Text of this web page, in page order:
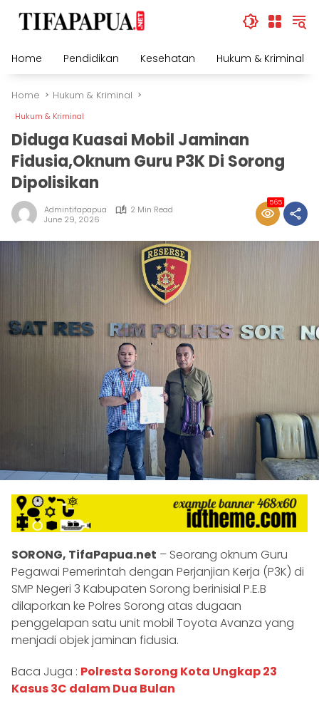
Home
Pendidikan Kesehatan Hukum & Kriminal
Home Hukum & Kriminal
Hukum & Kriminal
Diduga Kuasai Mobil Jaminan
Fidusia,Oknum Guru P3K Di Sorong
Dipolisikan
Admintifapapua
2 Min Read
June 29, 2026
565
SORONG, TifaPapua.net – Seorang oknum Guru
Pegawai Pemerintah dengan Perjanjian Kerja (P3K) di
SMP Negeri 3 Kabupaten Sorong berinisial P.E.B
dilaporkan ke Polres Sorong atas dugaan
penggelapan satu unit mobil Toyota Avanza yang
menjadi objek jaminan fidusia.
Baca Juga : Polresta Sorong Kota Ungkap 23
Kasus 3C dalam Dua Bulan